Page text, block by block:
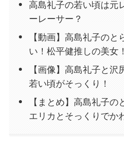
高島礼子の若い頃は元
ーレーサー？
【動画】高島礼子の
い！松平健推しの美女！
【画像】高島礼子と沢
若い頃がそっくり！
【まとめ】高島礼子
エリカとそっくりでか